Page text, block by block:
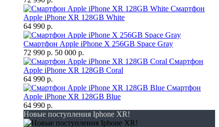
Смартфон
Apple iPhone XR 128GB White
64 990 р.
Смартфон Apple iPhone X 256GB Space Gray
72 990 р. 50 000 р.
Смартфон
Apple iPhone XR 128GB Coral
64 990 р.
Смартфон
Apple iPhone XR 128GB Blue
64 990 р.
Новые поступления Iphone XR!